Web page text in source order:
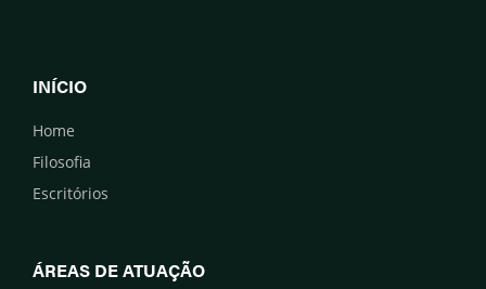
INÍCIO
Home
Filosofia
Escritórios
ÁREAS DE ATUAÇÃO